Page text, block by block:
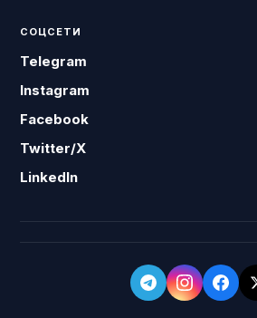
СОЦСЕТИ
Telegram
Instagram
Facebook
Twitter/X
LinkedIn